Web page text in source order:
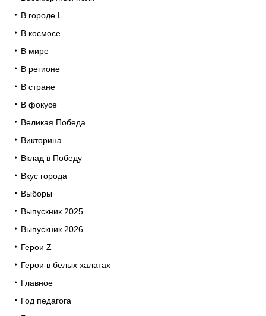
В городе L
В космосе
В мире
В регионе
В стране
В фокусе
Великая Победа
Викторина
Вклад в Победу
Вкус города
Выборы
Выпускник 2025
Выпускник 2026
Герои Z
Герои в белых халатах
Главное
Год педагога